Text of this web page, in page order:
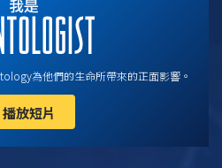
為他們的生命所帶來的正面影響。
播放短片